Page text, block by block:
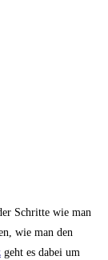
Schritte wie man
wie man den
geht es dabei um